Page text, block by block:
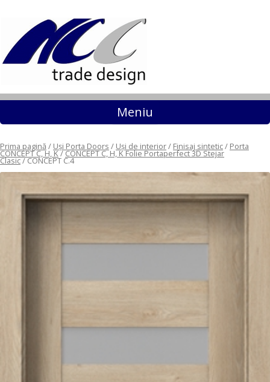
Meniu Sari la conținut
Prima pagină / Uși Porta Doors / Uși de interior/ Finisaj sintetic/ Porta
CONCEPT C, H, K/CONCEPT C, H, K Folie Portaperfect 3D Stejar
Clasic/ CONCEPT C.4